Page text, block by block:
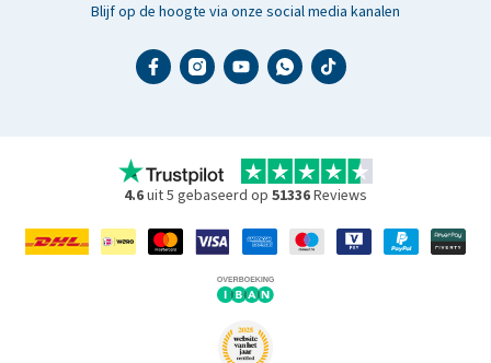
Blijf op de hoogte via onze social media kanalen
4.6uit 5 gebaseerd op 51336Reviews